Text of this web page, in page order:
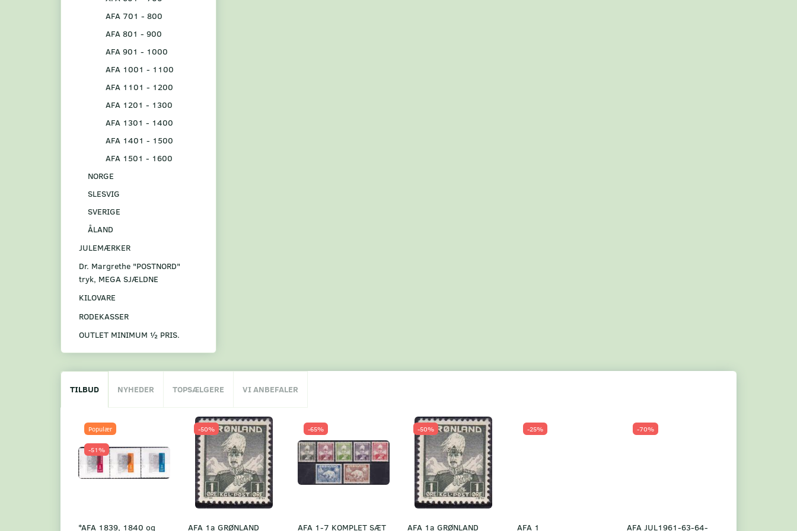
AFA 701 - 800
AFA 801 - 900
AFA 901 - 1000
AFA 1001 - 1100
AFA 1101 - 1200
AFA 1201 - 1300
AFA 1301 - 1400
AFA 1401 - 1500
AFA 1501 - 1600
NORGE
SLESVIG
SVERIGE
ÅLAND
JULEMÆRKER
Dr. Margrethe "POSTNORD"
tryk, MEGA SJÆLDNE
KILOVARE
RODEKASSER
OUTLET MINIMUM ½ PRIS.
TILBUD NYHEDER TOPSÆLGERE VI ANBEFALER
Populær
-51%
*AFA 1839, 1840 og
-50%
AFA 1a GRØNLAND
-65%
AFA 1-7 KOMPLET SÆT
-50%
AFA 1a GRØNLAND
-25%
AFA 1
-70%
AFA JUL1961-63-64-